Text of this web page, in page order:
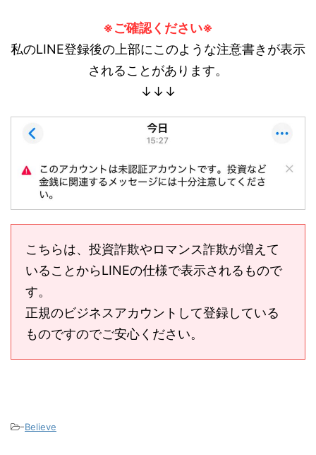
※ご確認ください※
私のLINE登録後の上部にこのような注意書きが表示
されることがあります。
↓↓↓
こちらは、投資詐欺やロマンス詐欺が増えて
いることからLINEの仕様で表示されるもので
す。
正規のビジネスアカウントして登録している
ものですのでご安心ください。
-Believe